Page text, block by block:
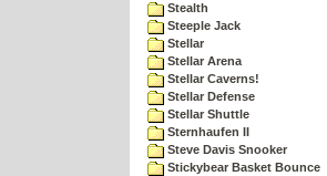
Stealth
Steeple Jack
Stellar
Stellar Arena
Stellar Caverns!
Stellar Defense
Stellar Shuttle
Sternhaufen II
Steve Davis Snooker
Stickybear Basket Bounce